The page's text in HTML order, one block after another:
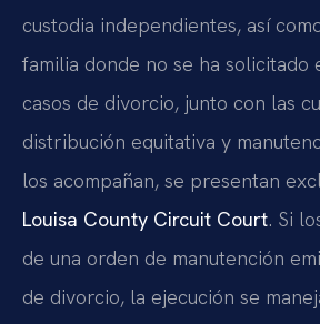
custodia independientes, así
familia donde no se ha solicitado
casos de divorcio, junto con las
distribución equitativa y
los acompañan, se presentan
Louisa County Circuit Court. Si
de una orden de manutención
de divorcio, la ejecución se